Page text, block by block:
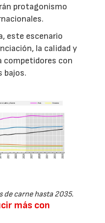
protagonismo
este escenario
la calidad y
competidores con
bajos.
carne hasta 2035.
más con